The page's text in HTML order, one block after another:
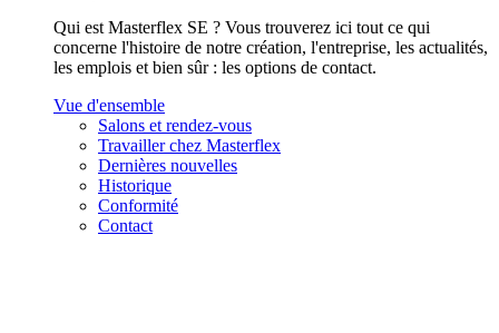
Qui est Masterflex SE ? Vous trouverez ici tout ce qui
concerne l'histoire de notre création, l'entreprise, les actualités,
les emplois et bien sûr : les options de contact.
Vue d'ensemble
Salons et rendez-vous
Travailler chez Masterflex
Dernières nouvelles
Historique
Conformité
Contact